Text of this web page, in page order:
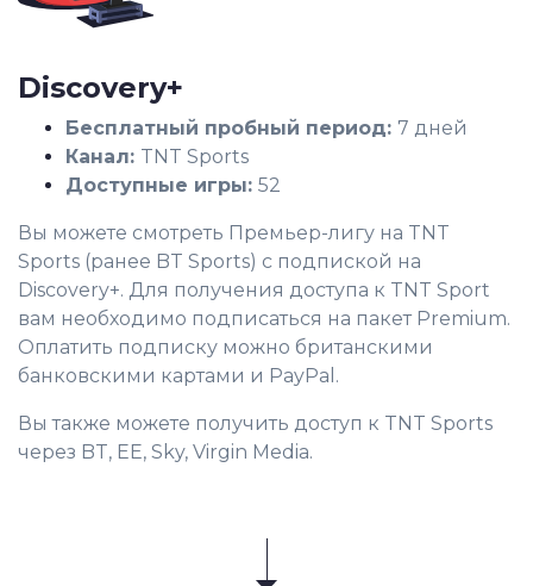
Discovery+
Бесплатный пробный период: 7 дней
Канал: TNT Sports
Доступные игры: 52
Вы можете смотреть Премьер-лигу на TNT
Sports (ранее BT Sports) с подпиской на
Discovery+. Для получения доступа к TNT Sport
вам необходимо подписаться на пакет Premium.
Оплатить подписку можно британскими
банковскими картами и PayPal.
Вы также можете получить доступ к TNT Sports
через BT, EE, Sky, Virgin Media.